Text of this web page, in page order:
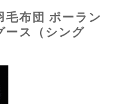
毛布団 ポーラン
ース（シング